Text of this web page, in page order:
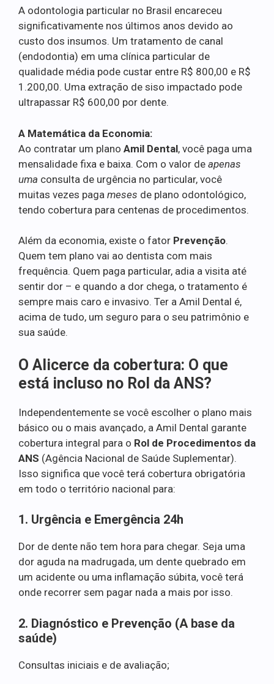
A odontologia particular no Brasil encareceu
significativamente nos últimos anos devido ao
custo dos insumos. Um tratamento de canal
(endodontia) em uma clínica particular de
qualidade média pode custar entre R$ 800,00 e R$
1.200,00. Uma extração de siso impactado pode
ultrapassar R$ 600,00 por dente.
A Matemática da Economia:
Ao contratar um plano Amil Dental, você paga uma
mensalidade fixa e baixa. Com o valor de apenas
uma consulta de urgência no particular, você
muitas vezes paga meses de plano odontológico,
tendo cobertura para centenas de procedimentos.
Além da economia, existe o fator Prevenção.
Quem tem plano vai ao dentista com mais
frequência. Quem paga particular, adia a visita até
sentir dor – e quando a dor chega, o tratamento é
sempre mais caro e invasivo. Ter a Amil Dental é,
acima de tudo, um seguro para o seu patrimônio e
sua saúde.
O Alicerce da cobertura: O que
está incluso no Rol da ANS?
Independentemente se você escolher o plano mais
básico ou o mais avançado, a Amil Dental garante
cobertura integral para o Rol de Procedimentos da
ANS (Agência Nacional de Saúde Suplementar).
Isso significa que você terá cobertura obrigatória
em todo o território nacional para:
1. Urgência e Emergência 24h
Dor de dente não tem hora para chegar. Seja uma
dor aguda na madrugada, um dente quebrado em
um acidente ou uma inflamação súbita, você terá
onde recorrer sem pagar nada a mais por isso.
2. Diagnóstico e Prevenção (A base da
saúde)
Consultas iniciais e de avaliação;